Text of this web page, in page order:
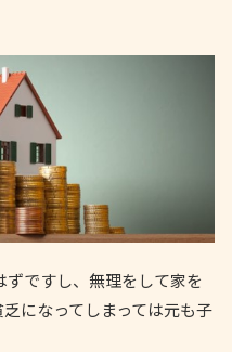
ですし、無理をして家を
になってしまっては元も子